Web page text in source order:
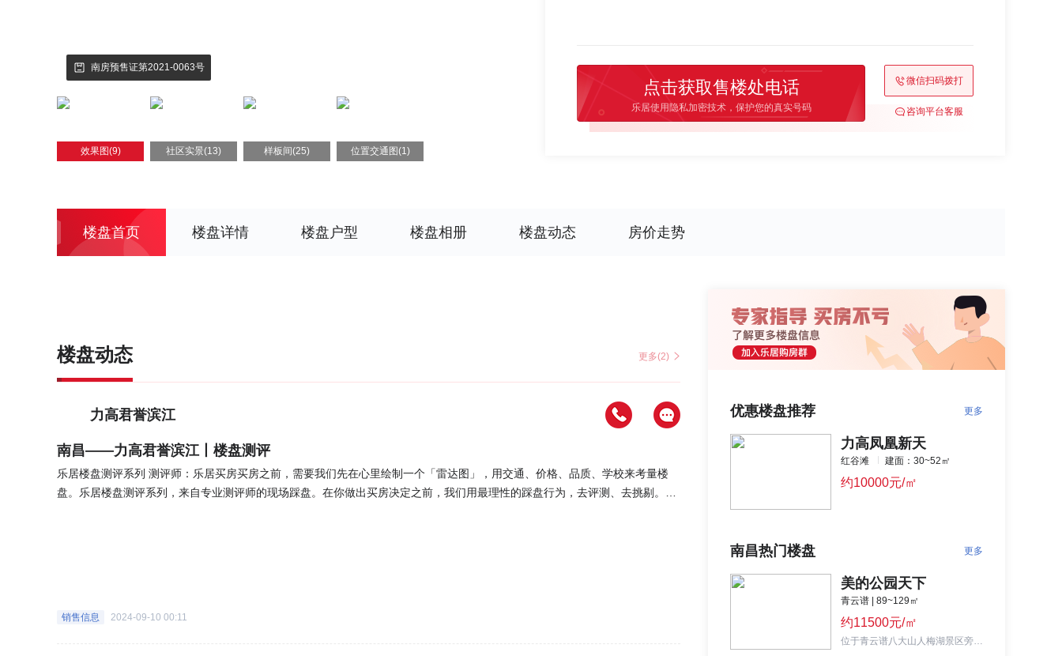
南房预售证第2021-0063号
效果图(9) 社区实景(13) 样板间(25) 位置交通图(1)
点击获取售楼处电话
乐居使用隐私加密技术，保护您的真实号码
微信扫码拨打
咨询平台客服
楼盘首页 楼盘详情 楼盘户型 楼盘相册 楼盘动态 房价走势
楼盘动态 更多(2)
力高君誉滨江
南昌——力高君誉滨江丨楼盘测评
乐居楼盘测评系列 测评师：乐居买房买房之前，需要我们先在心里绘制一个「雷达图」，用交通、价格、品质、学校来考量楼
盘。乐居楼盘测评系列，来自专业测评师的现场踩盘。在你做出买房决定之前，我们用最理性的踩盘行为，去评测、去挑剔。
9，整体居住舒适。2、园区绿化覆盖较多，居住舒适度高。3、板楼：户型规矩、互视小、通风、日照良好。多层：多层住宅，
销售信息 2024-09-10 00:11
优惠楼盘推荐 更多
力高凤凰新天
红谷滩 建面：30~52㎡
约10000元/㎡
南昌热门楼盘 更多
美的公园天下
青云谱 | 89~129㎡
约11500元/㎡
位于青云谱八大山人梅湖景区旁，美的+新力联手开发，主推105-122㎡三房高层、洋房。